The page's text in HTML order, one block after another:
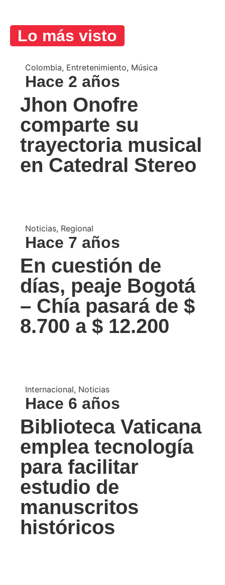
Lo más visto
Colombia, Entretenimiento, Música
Hace 2 años
Jhon Onofre
comparte su
trayectoria musical
en Catedral Stereo
Noticias, Regional
Hace 7 años
En cuestión de
días, peaje Bogotá
– Chía pasará de $
8.700 a $ 12.200
Internacional, Noticias
Hace 6 años
Biblioteca Vaticana
emplea tecnología
para facilitar
estudio de
manuscritos
históricos